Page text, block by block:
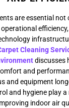
are essential
Cleaning
discusses
and
and equipment
and hygiene play
indoor air